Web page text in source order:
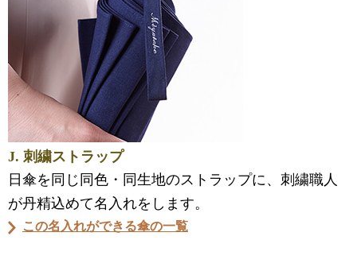
J. 刺繍ストラップ
日傘を同じ同色・同生地のストラップに、刺繍職人
が丹精込めて名入れをします。
この名入れができる傘の一覧